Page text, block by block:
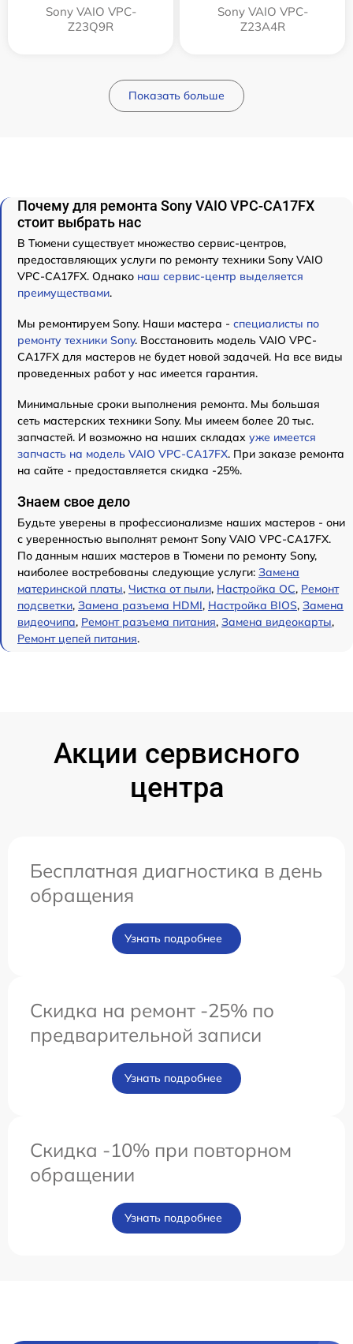
Sony VAIO VPC-
Z23Q9R
Sony VAIO VPC-
Z23A4R
Показать больше
Почему для ремонта Sony VAIO VPC-CA17FX
стоит выбрать нас
В Тюмени существует множество сервис-центров,
предоставляющих услуги по ремонту техники Sony VAIO
VPC-CA17FX. Однако наш сервис-центр выделяется
преимуществами.
Мы ремонтируем Sony. Наши мастера - специалисты по
ремонту техники Sony. Восстановить модель VAIO VPC-
CA17FX для мастеров не будет новой задачей. На все виды
проведенных работ у нас имеется гарантия.
Минимальные сроки выполнения ремонта. Мы большая
сеть мастерских техники Sony. Мы имеем более 20 тыс.
запчастей. И возможно на наших складах уже имеется
запчасть на модель VAIO VPC-CA17FX. При заказе ремонта
на сайте - предоставляется скидка -25%.
Знаем свое дело
Будьте уверены в профессионализме наших мастеров - они
с уверенностью выполнят ремонт Sony VAIO VPC-CA17FX.
По данным наших мастеров в Тюмени по ремонту Sony,
наиболее востребованы следующие услуги: Замена
материнской платы, Чистка от пыли, Настройка ОС, Ремонт
подсветки, Замена разъема HDMI, Настройка BIOS, Замена
видеочипа, Ремонт разъема питания, Замена видеокарты,
Ремонт цепей питания.
Акции сервисного
центра
Бесплатная диагностика в день
обращения
Узнать подробнее
Скидка на ремонт -25% по
предварительной записи
Узнать подробнее
Скидка -10% при повторном
обращении
Узнать подробнее